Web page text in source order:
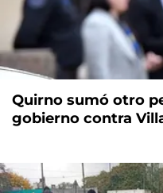
Quirno sumó otro
gobierno contra